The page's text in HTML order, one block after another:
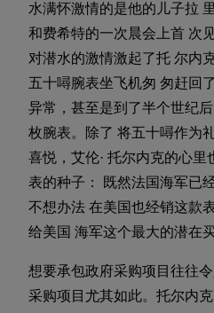
水满怀激情的是他的儿子拉
和费希特的一次晨会上首 次
对潜水的激情激起了托 尔内
五十噚腕表坐飞机匆 匆赶回
异常，甚至是到了半个世纪
枚腕表。除了 将五十噚作为
喜悦，艾伦· 托尔内克的心
表的种子： 既然法国海军已
不想办法 在美国也经销这款
给美国 海军这个最大的潜在
想要承包政府采购项目往往
采购项目尤其如此。托尔内